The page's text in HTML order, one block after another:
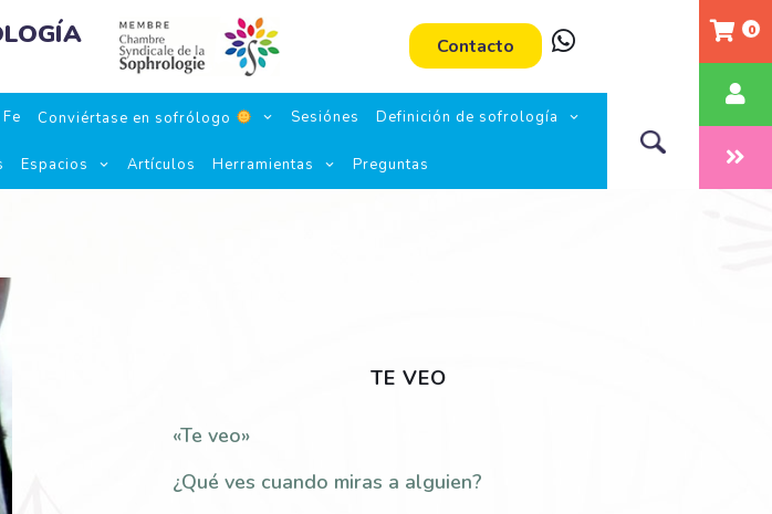
Contacto
Conviértase en sofrólogo Sesiónes Definición de sofrología
Espacios Artículos Herramientas Preguntas
0
TE VEO
«Te veo»
¿Qué ves cuando miras a alguien?